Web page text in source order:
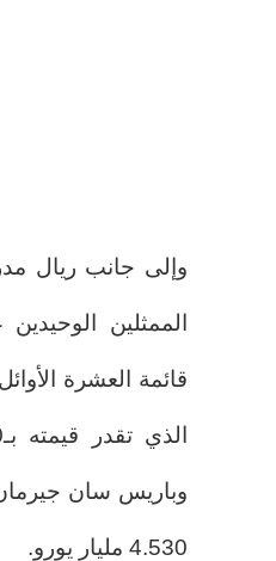
وإلى جانب ريال
الممثلين
قائمة العشرة
وباريس سان
4.530 مليار يورو.